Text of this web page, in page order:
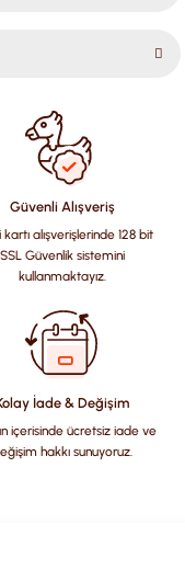
öneri formunu
Güvenli Alışveriş
alışverişlerinde 128 bit
SSL Güvenlik sistemini
kullanmaktayız.
İade & Değişim
içerisinde ücretsiz iade ve
hakkı sunuyoruz.